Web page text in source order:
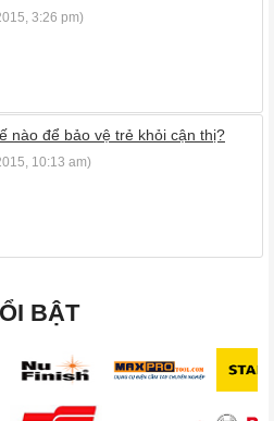
3:26 pm)
nào để bảo vệ trẻ khỏi cận thị?
10:13 am)
BẬT